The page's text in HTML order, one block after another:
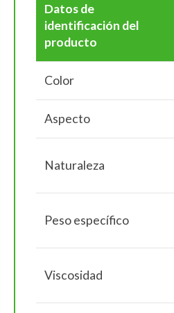
Datos de
identificación del
producto
Color
Aspecto
Naturaleza
Peso específico
Viscosidad